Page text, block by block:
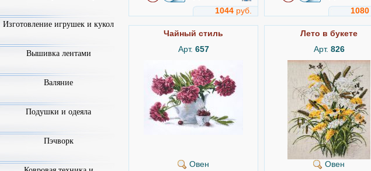
1044 руб. 1080
Чайный стиль
Арт. 657
Овен
Лето в букете
Арт. 826
Овен
Изготовление игрушек и кукол
Вышивка лентами
Валяние
Подушки и одеяла
Пэчворк